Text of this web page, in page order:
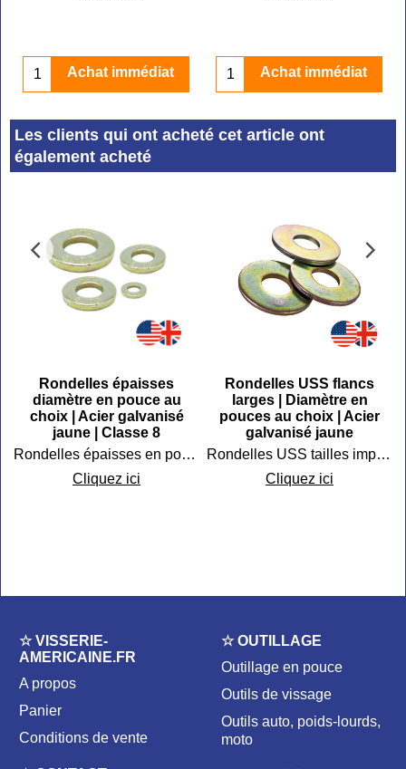
Achat immédiat Achat immédiat
Les clients qui ont acheté cet article ont
également acheté
Rondelles épaisses
diamètre en pouce au
choix | Acier galvanisé
jaune | Classe 8
Rondelles épaisses en pouces forte résistance
Cliquez ici
Rondelles USS flancs
larges | Diamètre en
pouces au choix | Acier
galvanisé jaune
Rondelles USS tailles impériales
Cliquez ici
☆ VISSERIE-
AMERICAINE.FR
A propos
Panier
Conditions de vente
☆ OUTILLAGE
Outillage en pouce
Outils de vissage
Outils auto, poids-lourds,
moto